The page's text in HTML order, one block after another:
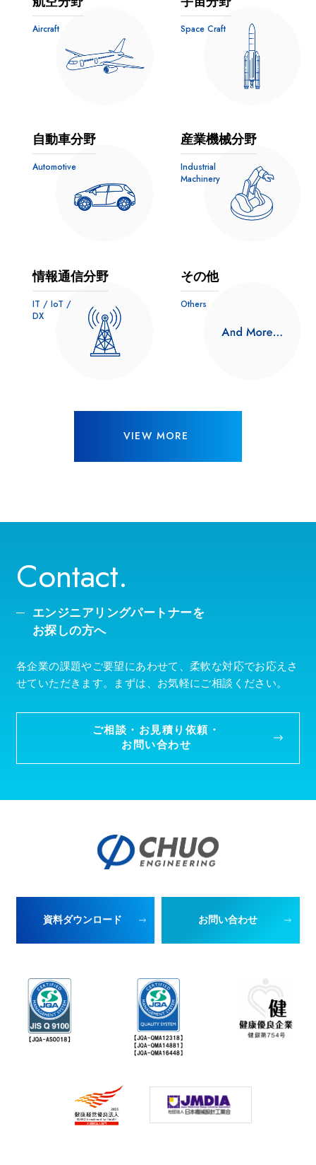
VIEW MORE
Aircraft Space Craft
自動車分野
Automotive
産業機械分野
Industrial
Machinery
情報通信分野
IT / IoT /
DX
その他
Others
Contact.
エンジニアリングパートナーを
お探しの方へ
各企業の課題やご要望にあわせて、柔軟な対応でお応えさ
せていただきます。まずは、お気軽にご相談ください。
ご相談・お見積り依頼・
お問い合わせ
資料ダウンロード お問い合わせ